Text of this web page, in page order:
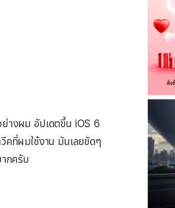
างผม อัปเดตขี้น iOS 6
คที่ผมใช้งาน มันเลยขัดๆ
กครับ